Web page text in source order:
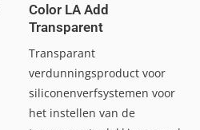
Color LA Add
Transparent
Transparant
verdunningsproduct voor
siliconenverfsystemen voor
het instellen van de